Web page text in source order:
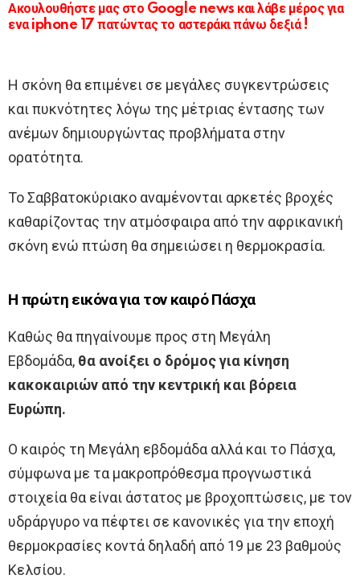
Ακουλουθήστε μας στο Google news και λάβε μέρος για
ενα iphone 17 πατώντας το αστεράκι πάνω δεξιά !
Η σκόνη θα επιμένει σε μεγάλες συγκεντρώσεις
και πυκνότητες λόγω της μέτριας έντασης των
ανέμων δημιουργώντας προβλήματα στην
ορατότητα.
Το Σαββατοκύριακο αναμένονται αρκετές βροχές
καθαρίζοντας την ατμόσφαιρα από την αφρικανική
σκόνη ενώ πτώση θα σημειώσει η θερμοκρασία.
Η πρώτη εικόνα για τον καιρό Πάσχα
Καθώς θα πηγαίνουμε προς στη Μεγάλη
Εβδομάδα, θα ανοίξει ο δρόμος για κίνηση
κακοκαιριών από την κεντρική και βόρεια
Ευρώπη.
Ο καιρός τη Mεγάλη εβδομάδα αλλά και το Πάσχα,
σύμφωνα με τα μακροπρόθεσμα προγνωστικά
στοιχεία θα είναι άστατος με βροχοπτώσεις, με τον
υδράργυρο να πέφτει σε κανονικές για την εποχή
θερμοκρασίες κοντά δηλαδή από 19 με 23 βαθμούς
Κελσίου.